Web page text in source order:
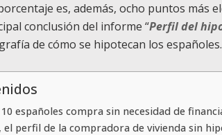
es, además, ocho puntos más
conclusión del informe “Perfil del
de cómo se hipotecan los españoles.
españoles compra sin necesidad de
el perfil de la compradora de vivienda sin